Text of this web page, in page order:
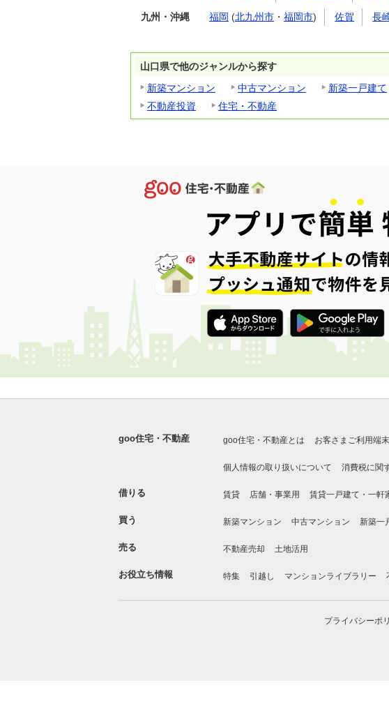
九州・沖縄 福岡 (北九州市 ・ 福岡市) 佐賀 長
山口県で他のジャンルから探す
新築マンション
中古マンション 新築一戸建て
不動産投資
住宅・不動産
goo住宅・不動産 goo住宅・不動産とは お客さまご利用端
個人情報の取り扱いについて 消費税に関
借りる 賃貸 店舗・事業用 賃貸一戸建て・一軒
買う 新築マンション 中古マンション 新築一
売る 不動産売却 土地活用
お役立ち情報 特集 引越し マンションライブラリー
プライバシーポ